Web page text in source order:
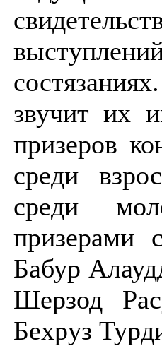
звучит их
призеров
среди
среди
призерами
Бабур
Шерзод
Бехруз